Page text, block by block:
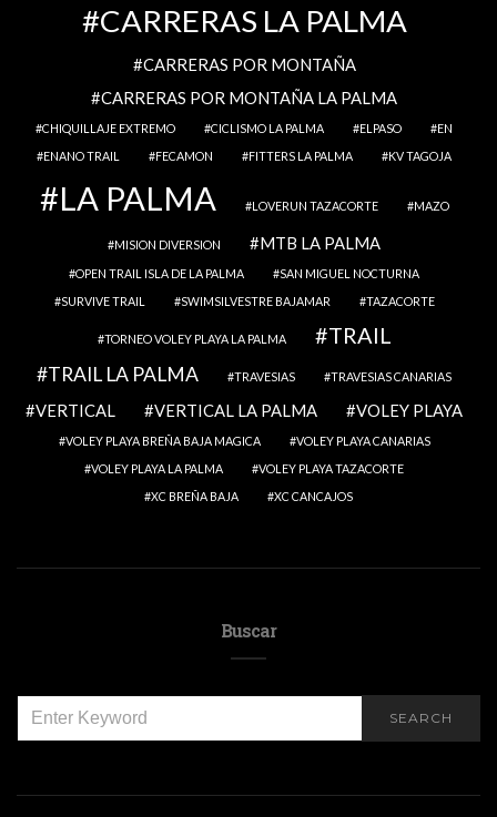
CARRERAS LA PALMA
CARRERAS POR MONTAÑA
CARRERAS POR MONTAÑA LA PALMA
CHIQUILLAJE EXTREMO CICLISMO LA PALMA ELPASO
EN
ENANO TRAIL
FECAMON FITTERS LA PALMA KV TAGOJA
LA PALMA LOVERUN TAZACORTE MAZO
MISION DIVERSION MTB LA PALMA
OPEN TRAIL ISLA DE LA PALMA
SAN MIGUEL NOCTURNA
SURVIVE TRAIL
SWIMSILVESTRE BAJAMAR TAZACORTE
TORNEO VOLEY PLAYA LA PALMA TRAIL
TRAIL LA PALMA TRAVESIAS TRAVESIAS CANARIAS
VERTICAL VERTICAL LA PALMA VOLEY PLAYA
VOLEY PLAYA BREÑA BAJA MAGICA
VOLEY PLAYA CANARIAS
VOLEY PLAYA LA PALMA
VOLEY PLAYA TAZACORTE
XC BREÑA BAJA
XC CANCAJOS
Buscar
FOR:
SEARCH